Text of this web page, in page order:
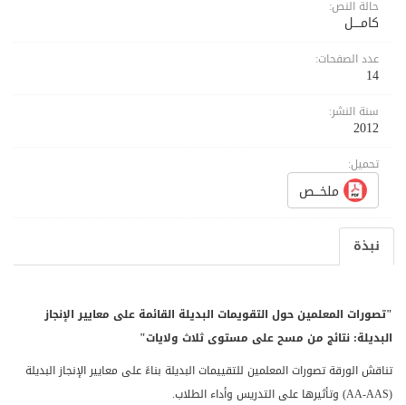
حالة النص:
كامــــل
عدد الصفحات:
14
سنة النشر:
2012
تحميل:
ملخـــص
نبذة
"تصورات المعلمين حول التقويمات البديلة القائمة على معايير الإنجاز
البديلة: نتائج من مسح على مستوى ثلاث ولايات"
تناقش الورقة تصورات المعلمين للتقييمات البديلة بناءً على معايير الإنجاز البديلة
(
AA-AAS) وتأثيرها على التدريس وأداء الطلاب.